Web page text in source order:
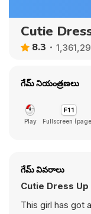
Cutie
8.3
గేమ్ నియంత్రణలు
Play Fullscreen
గేమ్ వివరాలు
Cutie Dress Up
This girl has got